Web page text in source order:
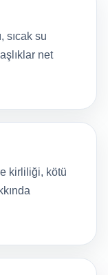
sıcak su
net
kirliliği, kötü